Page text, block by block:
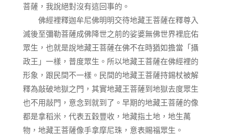
菩薩，我說絕對沒有這回事的。
佛經裡釋迦牟尼佛明明交待地藏王菩薩在釋尊入
滅後至彌勒菩薩成佛降世之前的娑婆無佛世界裡庇佑
眾生，也就是說地藏王菩薩在佛不在時猶如擔當「攝
政王」一樣，普度眾生。所以地藏王菩薩在佛經裡的
形象，跟民間不一樣。民間的地藏王菩薩持錫杖被解
釋為敲破地獄之門，其實地藏王菩薩到地獄去度眾生
也不用敲門，意念到就到了。早期的地藏王菩薩的像
都是拿稻米，代表五穀豐收，地藏指土地，地生萬
物，地藏王菩薩像手拿摩尼珠，意表賜福眾生。